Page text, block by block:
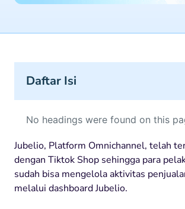
Jubelio, Platform Omnichannel, telah
dengan Tiktok Shop sehingga para
sudah bisa mengelola aktivitas
melalui dashboard Jubelio.
Daftar Isi
No headings were found on this